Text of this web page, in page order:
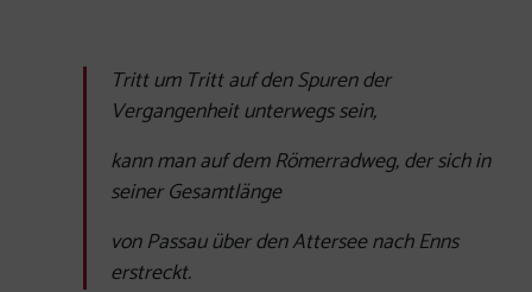
Tritt um Tritt auf den Spuren der
Vergangenheit unterwegs sein,
kann man auf dem Römerradweg, der sich in
seiner Gesamtlänge
von Passau über den Attersee nach Enns
erstreckt.